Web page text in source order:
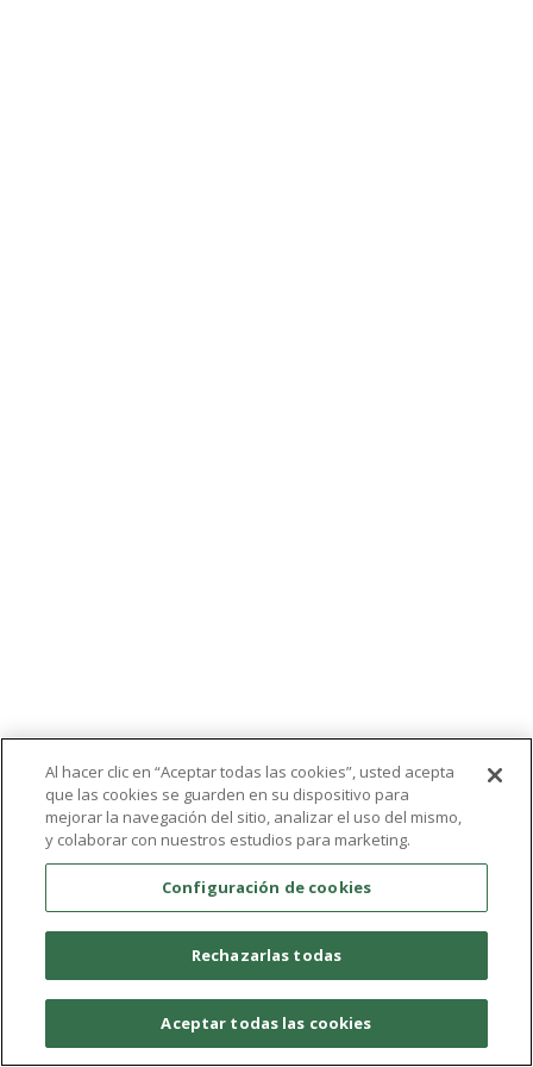
Al hacer clic en “Aceptar todas las cookies”, usted acepta
que las cookies se guarden en su dispositivo para
mejorar la navegación del sitio, analizar el uso del mismo,
y colaborar con nuestros estudios para marketing.
Configuración de cookies
Rechazarlas todas
Aceptar todas las cookies